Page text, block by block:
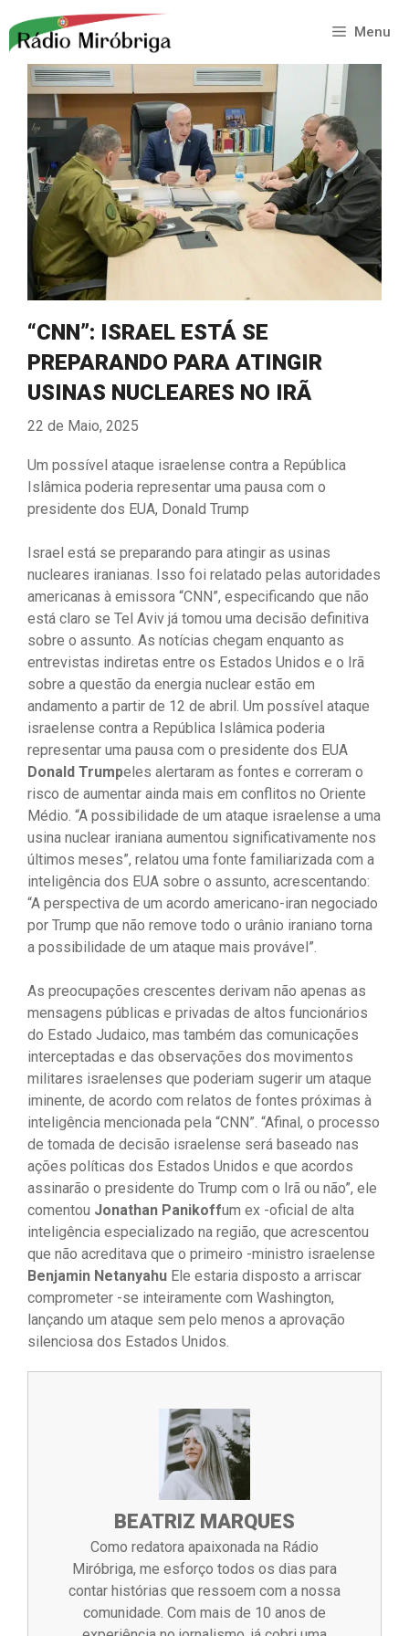
para
conteúdo
Menu
“CNN”: ISRAEL ESTÁ SE
PREPARANDO PARA ATINGIR
USINAS NUCLEARES NO IRÃ
22 de Maio, 2025
Um possível ataque israelense contra a República
Islâmica poderia representar uma pausa com o
presidente dos EUA, Donald Trump
Israel está se preparando para atingir as usinas
nucleares iranianas. Isso foi relatado pelas autoridades
americanas à emissora “CNN”, especificando que não
está claro se Tel Aviv já tomou uma decisão definitiva
sobre o assunto. As notícias chegam enquanto as
entrevistas indiretas entre os Estados Unidos e o Irã
sobre a questão da energia nuclear estão em
andamento a partir de 12 de abril. Um possível ataque
israelense contra a República Islâmica poderia
representar uma pausa com o presidente dos EUA
Donald Trumpeles alertaram as fontes e correram o
risco de aumentar ainda mais em conflitos no Oriente
Médio. “A possibilidade de um ataque israelense a uma
usina nuclear iraniana aumentou significativamente nos
últimos meses”, relatou uma fonte familiarizada com a
inteligência dos EUA sobre o assunto, acrescentando:
“A perspectiva de um acordo americano-iran negociado
por Trump que não remove todo o urânio iraniano torna
a possibilidade de um ataque mais provável”.
As preocupações crescentes derivam não apenas as
mensagens públicas e privadas de altos funcionários
do Estado Judaico, mas também das comunicações
interceptadas e das observações dos movimentos
militares israelenses que poderiam sugerir um ataque
iminente, de acordo com relatos de fontes próximas à
inteligência mencionada pela “CNN”. “Afinal, o processo
de tomada de decisão israelense será baseado nas
ações políticas dos Estados Unidos e que acordos
assinarão o presidente do Trump com o Irã ou não”, ele
comentou Jonathan Panikoffum ex -oficial de alta
inteligência especializado na região, que acrescentou
que não acreditava que o primeiro -ministro israelense
Benjamin Netanyahu Ele estaria disposto a arriscar
comprometer -se inteiramente com Washington,
lançando um ataque sem pelo menos a aprovação
silenciosa dos Estados Unidos.
BEATRIZ MARQUES
Como redatora apaixonada na Rádio
Miróbriga, me esforço todos os dias para
contar histórias que ressoem com a nossa
comunidade. Com mais de 10 anos de